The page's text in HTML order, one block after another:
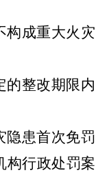
构成重大火灾
的整改期限内
隐患首次免罚
构行政处罚案